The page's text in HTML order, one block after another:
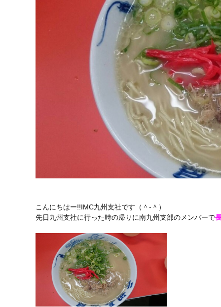
こんにちはー!!IMC九州支社です（＾-＾）
先日九州支社に行った時の帰りに南九州支部のメンバーで